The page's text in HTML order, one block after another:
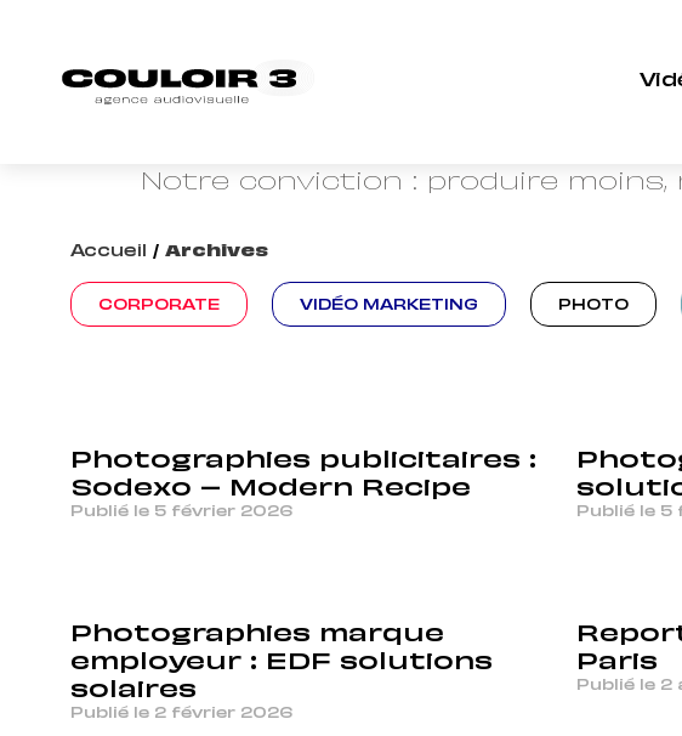
Notre conviction : produire
Accueil / Archives
CORPORATE VIDÉO MARKETING PHOTO
Photographies publicitaires :
Sodexo – Modern Recipe
Publié le 5 février 2026 Publié le
Photographies marque
employeur : EDF solutions
solaires
Publié le 2 février 2026
Paris
Publié le